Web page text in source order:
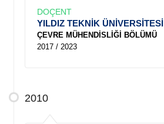
DOÇENT
YILDIZ TEKNİK ÜNİVERSİTESİ
ÇEVRE MÜHENDİSLİĞİ BÖLÜMÜ
2017 / 2023
2010